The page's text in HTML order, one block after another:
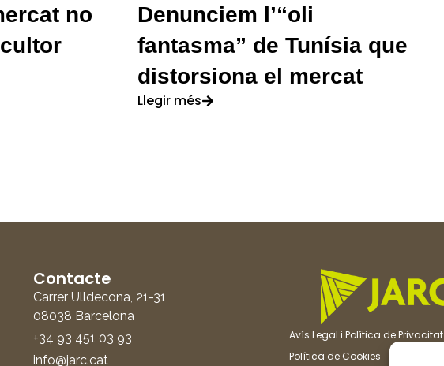
no
Denunciem l’“oli
fantasma” de Tunísia que
distorsiona el mercat
Llegir més
Contacte
Carrer Ulldecona, 21-31
08038 Barcelona
+34 93 451 03 93
info@jarc.cat
Avís Legal i Política de Privacitat
Política de Cookies